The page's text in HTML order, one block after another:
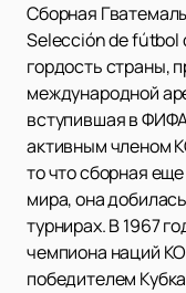
Сборная
Selección de fútbol
гордость страны,
международной
вступившая в
активным членом
то что сборная
мира, она
турнирах. В 1967
чемпиона наций
победителем